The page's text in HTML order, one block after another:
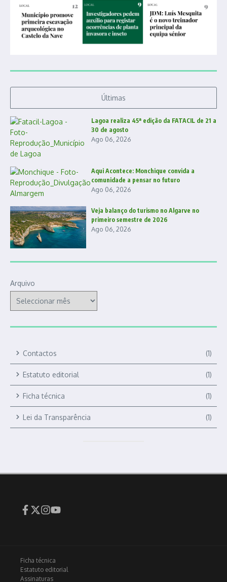
Últimas
Lagoa realiza 45ª edição da FATACIL de 21 a
30 de agosto
Ago 06, 2026
Aqui Acontece: Monchique convida a
comunidade a pensar no futuro
Ago 06, 2026
Veja balanço do turismo no Algarve no
primeiro semestre de 2026
Ago 06, 2026
Arquivo
Contactos (1)
Estatuto editorial (1)
Ficha técnica (1)
Lei da Transparência (1)
Ficha técnica
Estatuto editorial
Assinaturas